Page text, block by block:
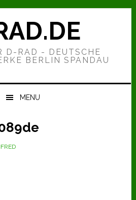
D-RAD - DEUTSCHE
BERLIN SPANDAU
MENU